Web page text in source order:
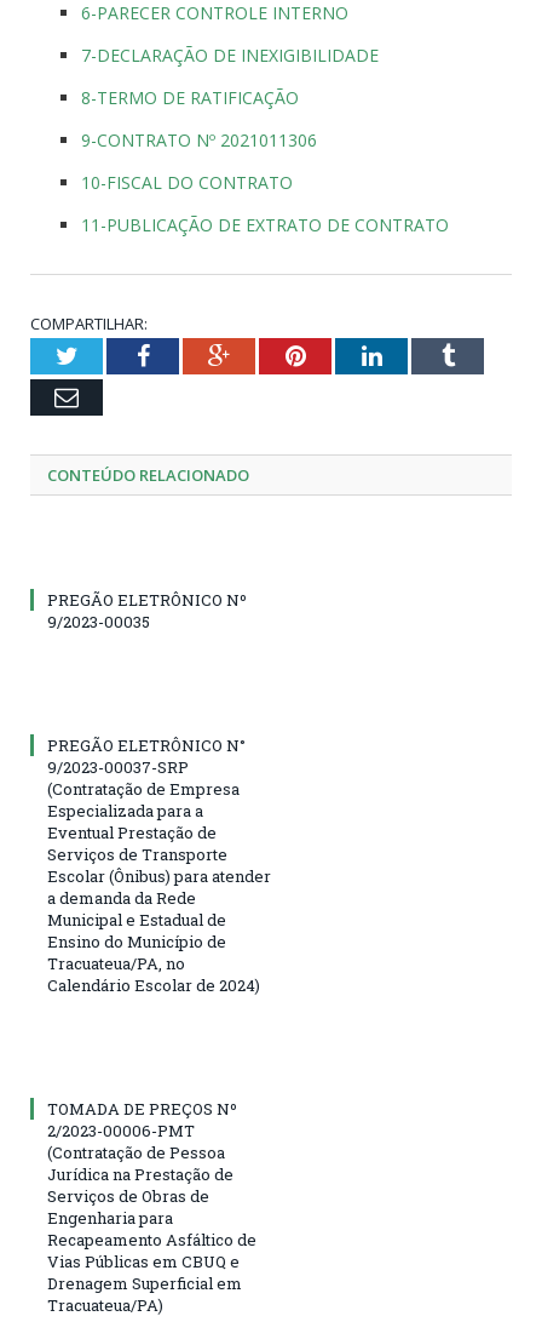
6-PARECER CONTROLE INTERNO
7-DECLARAÇÃO DE INEXIGIBILIDADE
8-TERMO DE RATIFICAÇÃO
9-CONTRATO Nº 2021011306
10-FISCAL DO CONTRATO
11-PUBLICAÇÃO DE EXTRATO DE CONTRATO
COMPARTILHAR:
TwitterFacebookGoogle+PinterestLinkedInTumblr
Email
CONTEÚDO RELACIONADO
PREGÃO ELETRÔNICO Nº
9/2023-00035
PREGÃO ELETRÔNICO N°
9/2023-00037-SRP
(Contratação de Empresa
Especializada para a
Eventual Prestação de
Serviços de Transporte
Escolar (Ônibus) para atender
a demanda da Rede
Municipal e Estadual de
Ensino do Município de
Tracuateua/PA, no
Calendário Escolar de 2024)
TOMADA DE PREÇOS Nº
2/2023-00006-PMT
(Contratação de Pessoa
Jurídica na Prestação de
Serviços de Obras de
Engenharia para
Recapeamento Asfáltico de
Vias Públicas em CBUQ e
Drenagem Superficial em
Tracuateua/PA)